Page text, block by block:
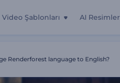
Video Şablonları AI Resimler
Renderforest language to English?